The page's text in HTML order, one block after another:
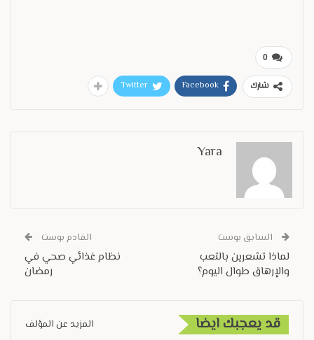
0
شارك Facebook
Twitter
Yara
السابق بوست
لماذا تشعرين بالتعب
والإرهاق طوال اليوم؟
القادم بوست
نظام غذائي صحي في
رمضان
قد يعجبك ايضا المزيد عن المؤلف